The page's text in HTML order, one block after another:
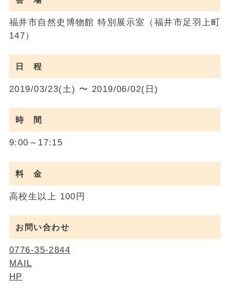
福井市自然史博物館 特別展示室（福井市足羽上町
147）
日 程
2019/03/23(土) 〜 2019/06/02(日)
時 間
9:00～17:15
料 金
高校生以上 100円
お問い合わせ
0776-35-2844
MAIL
HP